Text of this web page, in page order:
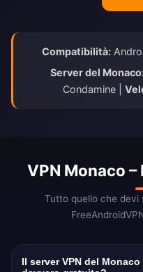
Compatibilità:
Server del
Condamine |
VPN Monaco
Tutto quello che devi
Il server VPN del